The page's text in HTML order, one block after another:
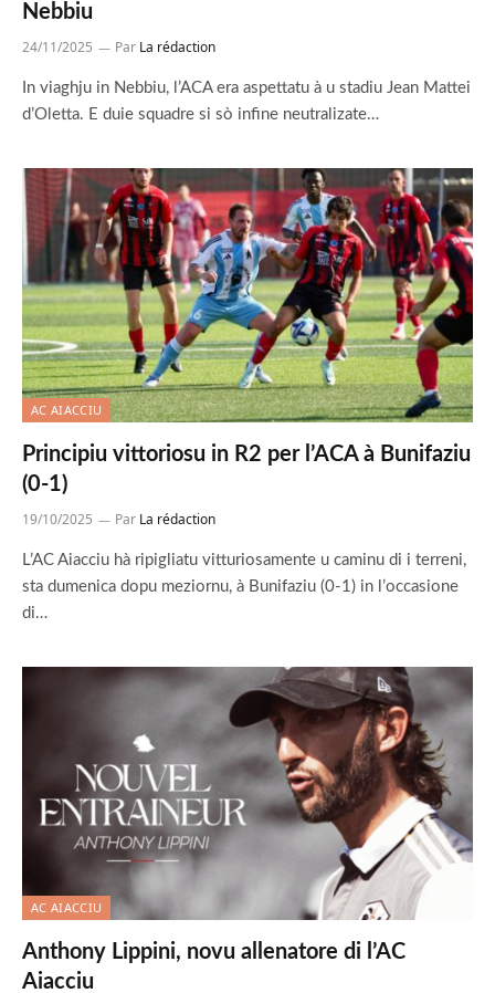
Nebbiu
24/11/2025 Par La rédaction
In viaghju in Nebbiu, l’ACA era aspettatu à u stadiu Jean Mattei
d’Oletta. E duie squadre si sò infine neutralizate…
AC AIACCIU
Principiu vittoriosu in R2 per l’ACA à Bunifaziu
(0-1)
19/10/2025 Par La rédaction
L’AC Aiacciu hà ripigliatu vitturiosamente u caminu di i terreni,
sta dumenica dopu meziornu, à Bunifaziu (0-1) in l’occasione
di…
AC AIACCIU
Anthony Lippini, novu allenatore di l’AC
Aiacciu